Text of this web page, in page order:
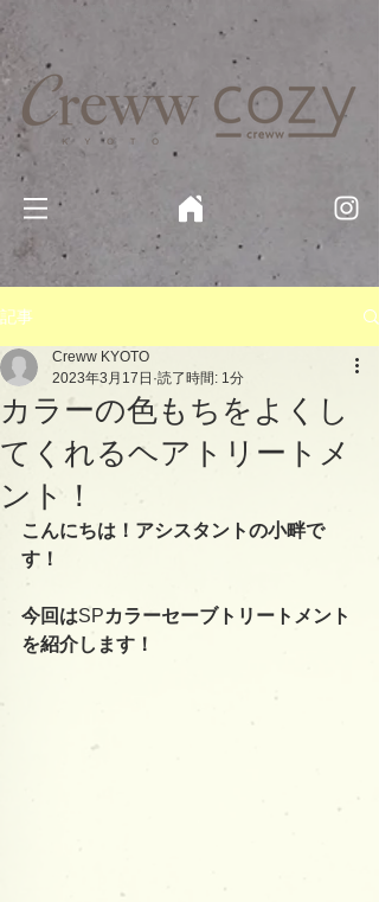
京都・四条 烏丸の美容室・美容院【Creww KYOTO (クルー)】【cozy creww(コージークルー)】 京都市 ヘ
記事
カラーの色もちをよくし
てくれるヘアトリートメ
ント！
Creww KYOTO
2023年3月17日 読了時間: 1分
こんにちは！アシスタントの小畔で
す！
今回はSPカラーセーブトリートメント
を紹介します！